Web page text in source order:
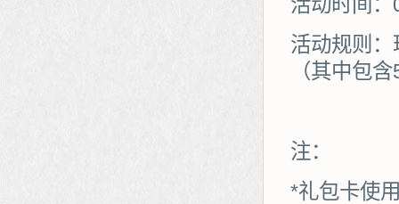
活动规则
（其中包
注：
*礼包卡使